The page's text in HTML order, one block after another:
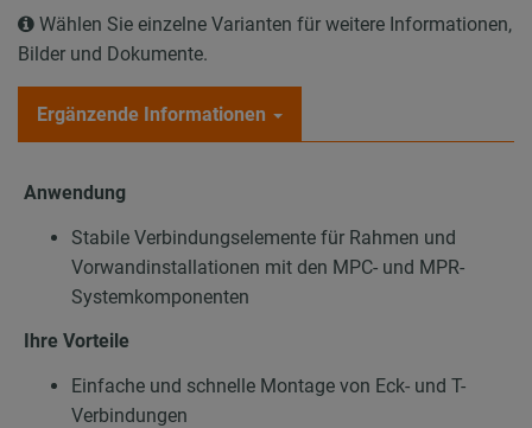
Wählen Sie einzelne Varianten für weitere Informationen,
Bilder und Dokumente.
Ergänzende Informationen
Anwendung
Stabile Verbindungselemente für Rahmen und
Vorwandinstallationen mit den MPC- und MPR-
Systemkomponenten
Ihre Vorteile
Einfache und schnelle Montage von Eck- und T-
Verbindungen